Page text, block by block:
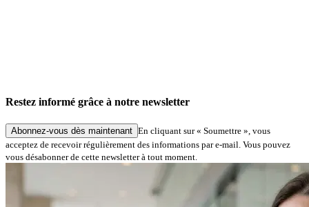
27.05.2026
Restez informé grâce à notre newsletter
Abonnez-vous dès maintenant En cliquant sur « Soumettre », vous
acceptez de recevoir régulièrement des informations par e-mail. Vous pouvez
vous désabonner de cette newsletter à tout moment.